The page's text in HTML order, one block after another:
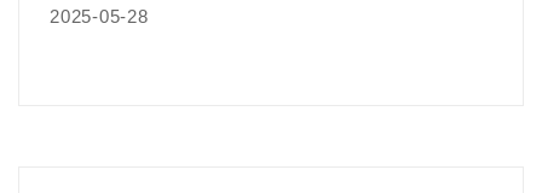
2025-05-28